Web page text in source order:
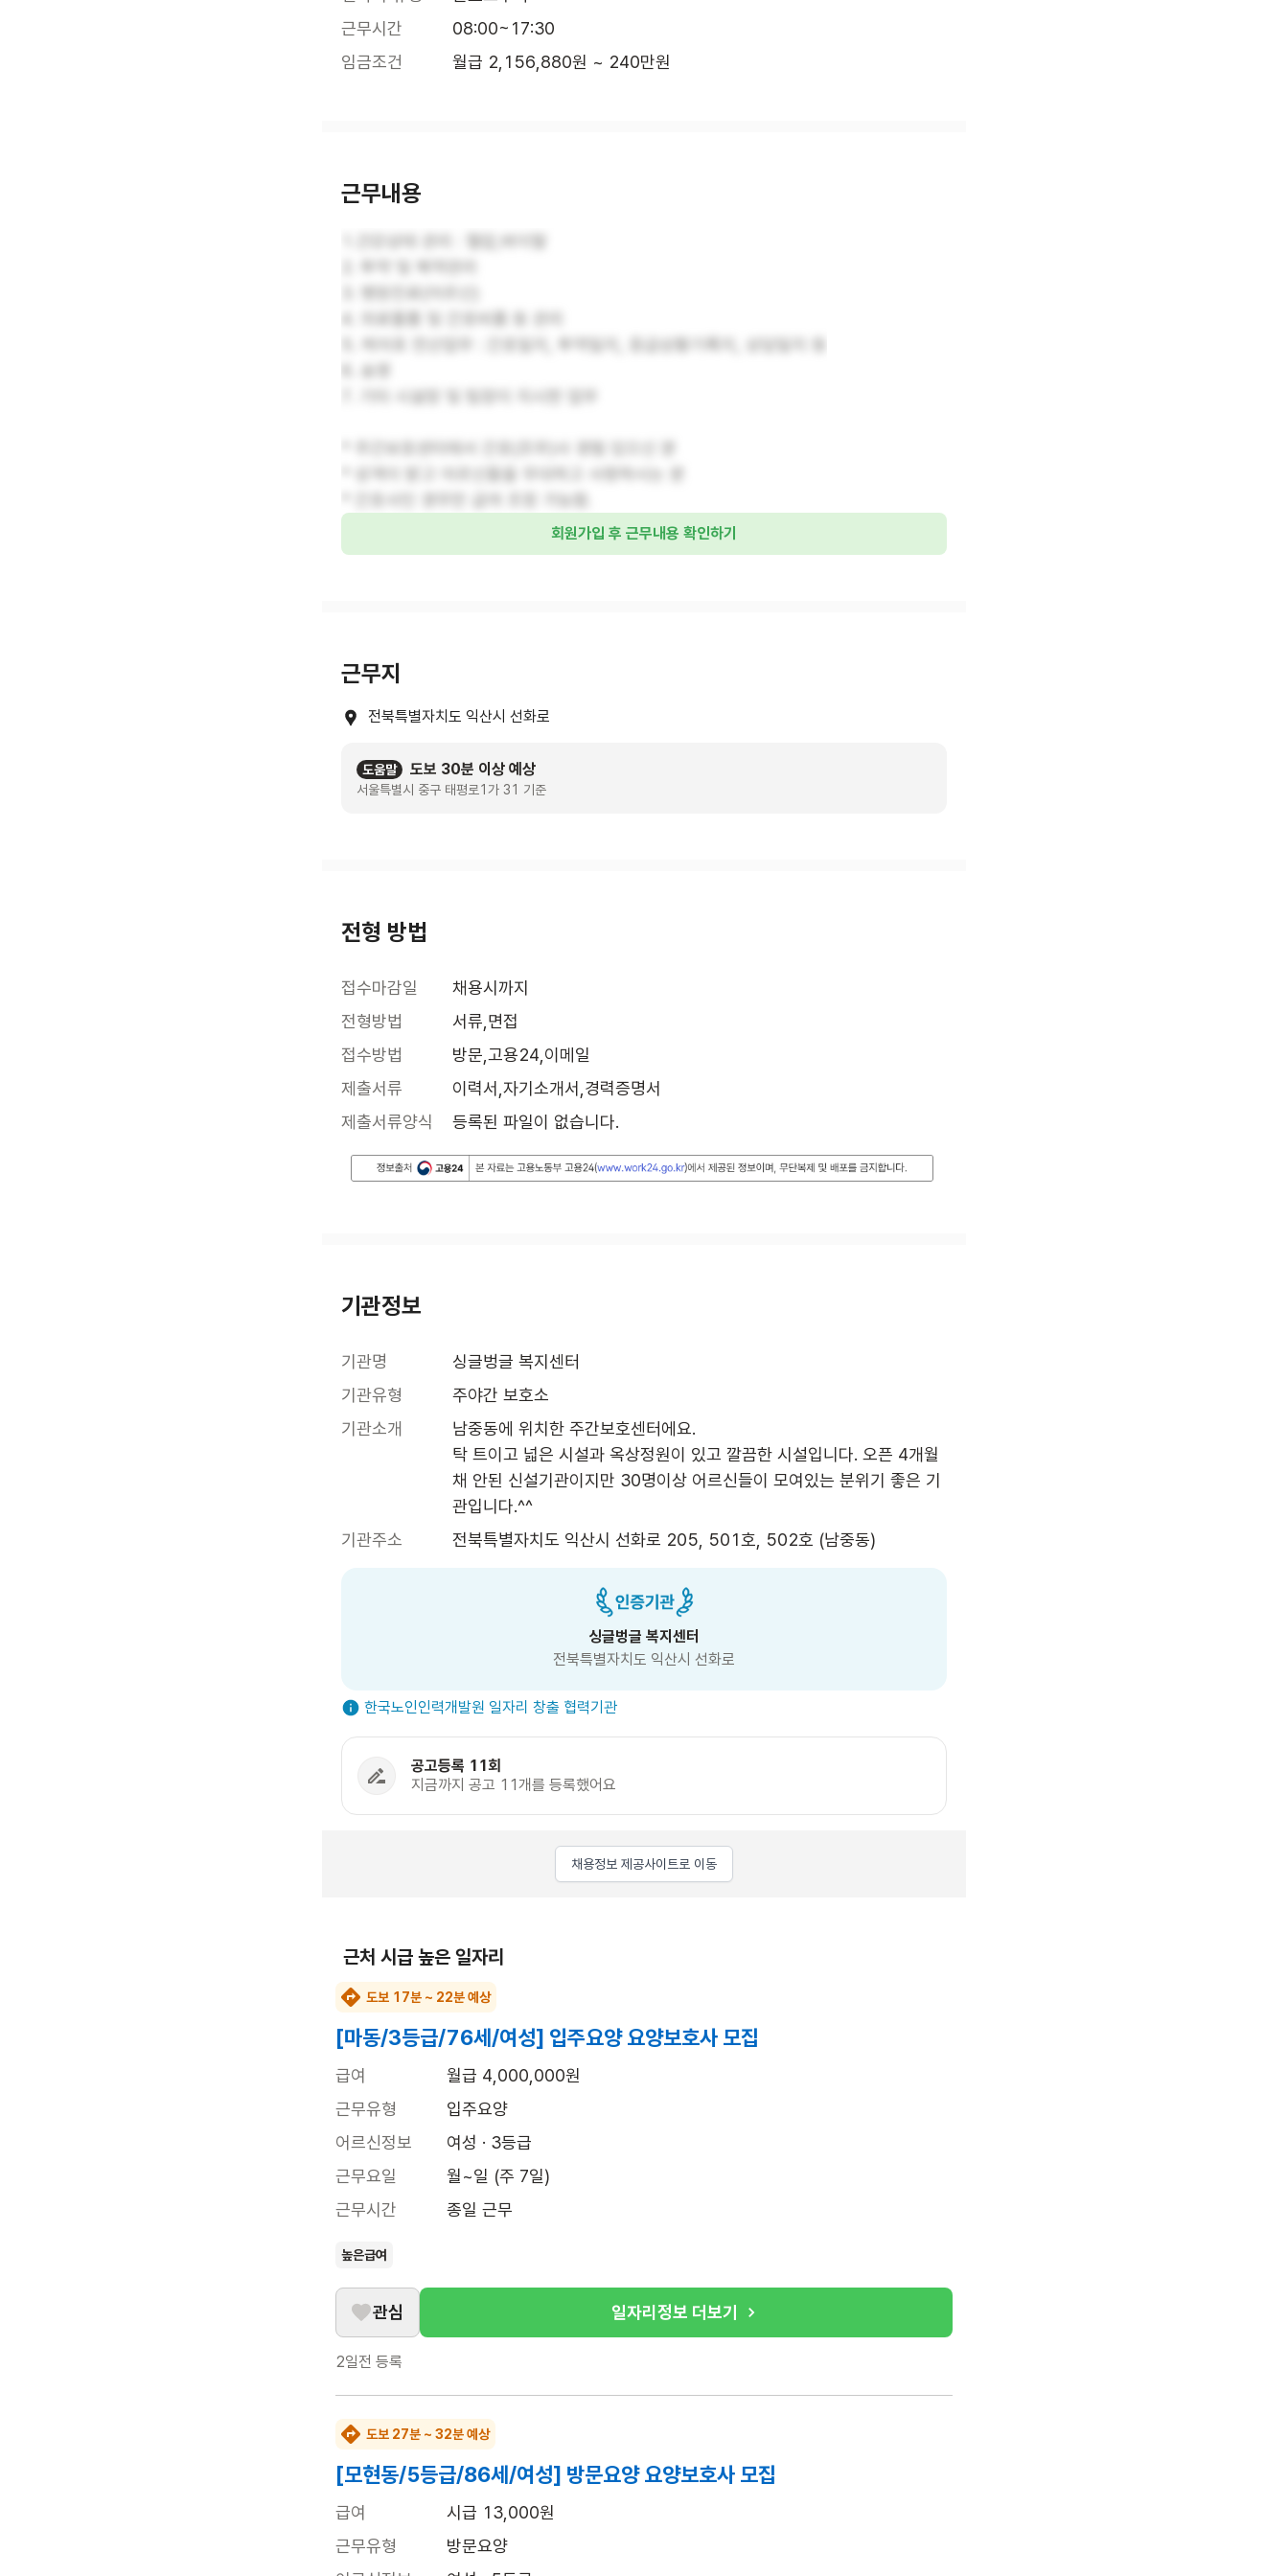
근무시간
08:00~17:30
임금조건
월급 2,156,880원 ~ 240만원
근무내용
6. 송영
회원가입 후 근무내용 확인하기
근무지
전북특별자치도 익산시 선화로
도움말 도보 30분 이상 예상
서울특별시 중구 태평로1가 31 기준
전형 방법
접수마감일
채용시까지
전형방법
서류,면접
접수방법
방문,고용24,이메일
제출서류
이력서,자기소개서,경력증명서
제출서류양식
등록된 파일이 없습니다.
기관정보
기관명
싱글벙글 복지센터
기관유형
주야간 보호소
기관소개
남중동에 위치한 주간보호센터에요.
탁 트이고 넓은 시설과 옥상정원이 있고 깔끔한 시설입니다. 오픈 4개월
채 안된 신설기관이지만 30명이상 어르신들이 모여있는 분위기 좋은 기
관입니다.^^
기관주소
전북특별자치도 익산시 선화로 205, 501호, 502호 (남중동)
싱글벙글 복지센터
전북특별자치도 익산시 선화로
한국노인인력개발원 일자리 창출 협력기관
공고등록 11회
지금까지 공고 11개를 등록했어요
채용정보 제공사이트로 이동
근처 시급 높은 일자리
도보 17분 ~ 22분 예상
[마동/3등급/76세/여성] 입주요양 요양보호사 모집
급여
월급 4,000,000원
근무유형
입주요양
어르신정보
여성 · 3등급
근무요일
월~일 (주 7일)
근무시간
종일 근무
높은급여
관심 일자리정보 더보기
2일전 등록
도보 27분 ~ 32분 예상
[모현동/5등급/86세/여성] 방문요양 요양보호사 모집
급여
시급 13,000원
근무유형
방문요양